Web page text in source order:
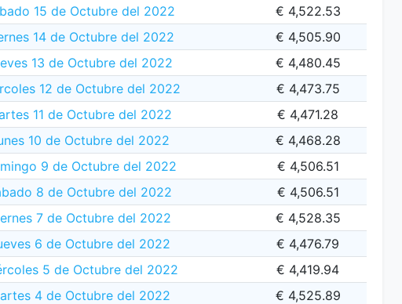
15 de Octubre del 2022
€ 4,522.53
14 de Octubre del 2022
€ 4,505.90
13 de Octubre del 2022
€ 4,480.45
12 de Octubre del 2022
€ 4,473.75
11 de Octubre del 2022
€ 4,471.28
10 de Octubre del 2022
€ 4,468.28
9 de Octubre del 2022
€ 4,506.51
8 de Octubre del 2022
€ 4,506.51
7 de Octubre del 2022
€ 4,528.35
6 de Octubre del 2022
€ 4,476.79
5 de Octubre del 2022
€ 4,419.94
4 de Octubre del 2022
€ 4,525.89